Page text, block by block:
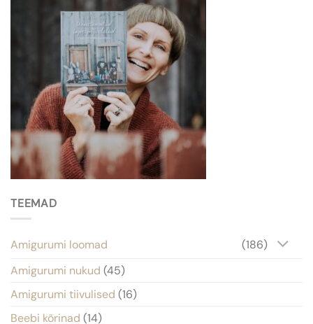
TEEMAD
Amigurumi loomad
(186)
Amigurumi nukud (45)
Amigurumi tiivulised (16)
Beebi kõrinad (14)